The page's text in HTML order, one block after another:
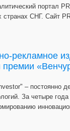
портал
странах СНГ. Сайт
рекламное
– постоянно
За четыре